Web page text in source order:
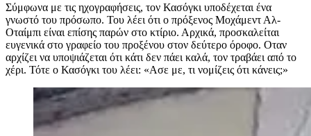
Σύμφωνα με τις ηχογραφήσεις, τον Κασόγκι υποδέχεται ένα
γνωστό του πρόσωπο. Του λέει ότι ο πρόξενος Μοχάμεντ Αλ-
Οταίμπι είναι επίσης παρών στο κτίριο. Αρχικά, προσκαλείται
ευγενικά στο γραφείο του προξένου στον δεύτερο όροφο. Οταν
αρχίζει να υποψιάζεται ότι κάτι δεν πάει καλά, τον τραβάει από το
χέρι. Τότε ο Κασόγκι του λέει: «Ασε με, τι νομίζεις ότι κάνεις;»